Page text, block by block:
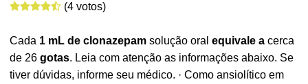
(4 votos)
Cada 1 mL de clonazepam solução oralequivale a cerca
de 26gotas. Leia com atenção as informações abaixo. Se
tiver dúvidas, informe seu médico. · Como ansiolítico em